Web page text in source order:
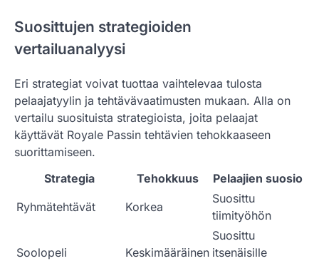
Suosittujen strategioiden
vertailuanalyysi
Eri strategiat voivat tuottaa vaihtelevaa tulosta
pelaajatyylin ja tehtävävaatimusten mukaan. Alla on
vertailu suosituista strategioista, joita pelaajat
käyttävät Royale Passin tehtävien tehokkaaseen
suorittamiseen.
Strategia
Tehokkuus
Pelaajien suosio
Ryhmätehtävät
Korkea
Suosittu
tiimityöhön
Soolopeli Keskimääräinen
Suosittu
itsenäisille